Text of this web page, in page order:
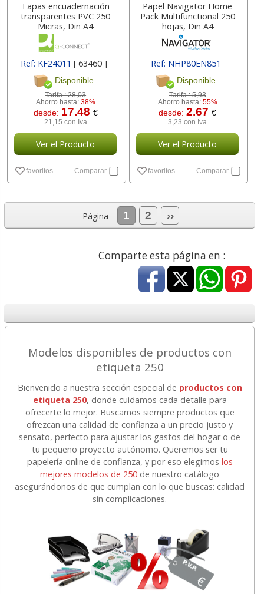
Tapas encuadernación
transparentes PVC 250
Micras, Din A4
Ref: KF24011 [ 63460 ]
Disponible
Tarifa :28,03
Ahorro hasta: 38%
desde: 17.48 €
21,15 con Iva
Ver el Producto
favoritos Comparar
Papel Navigator Home
Pack Multifunctional 250
hojas, Din A4
Ref: NHP80EN851
[ 75074 ]
Disponible
Tarifa :5,93
Ahorro hasta: 55%
desde:2.67€
3,23 con Iva
Ver el Producto
favoritos Comparar
Página 1 2 ››
Comparte esta página en :
Modelos disponibles de productos con
etiqueta 250
Bienvenido a nuestra sección especial de productos con
etiqueta 250, donde cuidamos cada detalle para
ofrecerte lo mejor. Buscamos siempre productos que
ofrezcan una calidad de confianza a un precio justo y
sensato, perfecto para ajustar los gastos del hogar o de
tu pequeño proyecto autónomo. Queremos ser tu
papelería online de confianza, y por eso elegimos los
mejores modelos de 250 de nuestro catálogo
asegurándonos de que cumplan con lo que buscas: calidad
sin complicaciones.